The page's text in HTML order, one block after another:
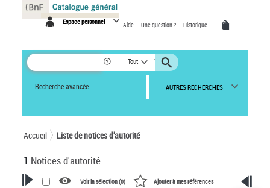
Espace personnel Aide Une question ? Historique
Tout
Recherche avancée AUTRES RECHERCHES
Accueil Liste de notices d’autorité
1 Notices d'autorité
Voir la sélection (0) Ajouter à mes références
Panneau de gestion des cookies